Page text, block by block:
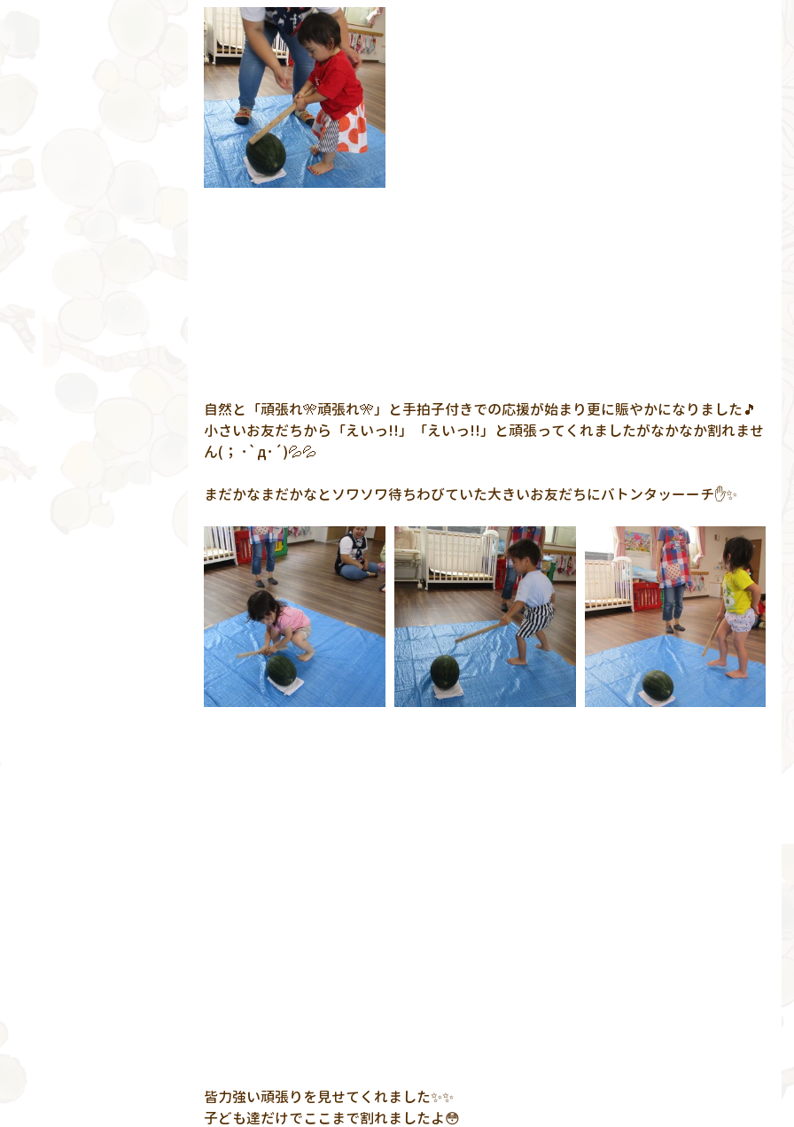
自然と「頑張れ🎌頑張れ🎌」と手拍子付きでの応援が始まり更に賑やかになりました🎵
小さいお友だちから「えいっ!!」「えいっ!!」と頑張ってくれましたがなかなか割れませ
ん(； ･`д･´)💦💦
まだかなまだかなとソワソワ待ちわびていた大きいお友だちにバトンタッーーチ✋✨
皆力強い頑張りを見せてくれました✨✨
子ども達だけでここまで割れましたよ😳